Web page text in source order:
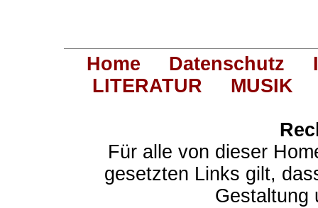
Home Datenschutz
LITERATUR
MUSIK
Für alle von dieser
gesetzten Links gilt,
Gestaltung